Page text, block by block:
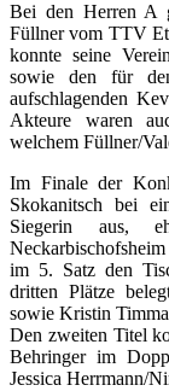
Bei den Herren A
Füllner vom TTV
konnte seine
sowie den für
aufschlagenden
Akteure waren
welchem Füllner/
Im Finale der
Skokanitsch bei
Siegerin aus,
im 5. Satz den
dritten Plätze
sowie Kristin
Den zweiten Titel
Behringer im
Jessica Herrmann/